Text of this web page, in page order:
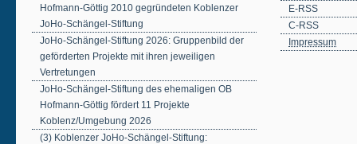
Hofmann-Göttig 2010 gegründeten Koblenzer
JoHo-Schängel-Stiftung
JoHo-Schängel-Stiftung 2026: Gruppenbild der
geförderten Projekte mit ihren jeweiligen
Vertretungen
JoHo-Schängel-Stiftung des ehemaligen OB
Hofmann-Göttig fördert 11 Projekte
Koblenz/Umgebung 2026
(3) Koblenzer JoHo-Schängel-Stiftung:
E-RSS
C-RSS
Impressum